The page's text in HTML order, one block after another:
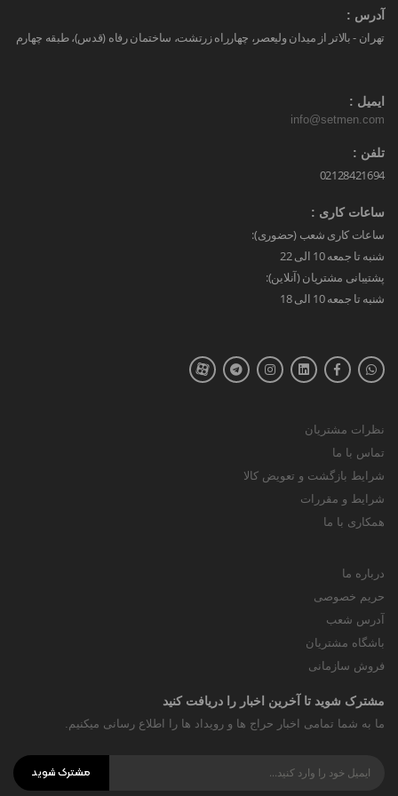
آدرس :
تهران - بالاتر از میدان ولیعصر، چهارراه زرتشت، ساختمان رفاه (قدس)، طبقه چهارم
ایمیل :
info@setmen.com
تلفن :
02128421694
ساعات کاری :
ساعات کاری شعب (حضوری):
شنبه تا جمعه 10 الی 22
پشتیبانی مشتریان (آنلاین):
شنبه تا جمعه 10 الی 18
نظرات مشتریان
تماس با ما
شرایط بازگشت و تعویض کالا
شرایط و مقررات
همکاری با ما
درباره ما
حریم خصوصی
آدرس شعب
باشگاه مشتریان
فروش سازمانی
مشترک شوید تا آخرین اخبار را دریافت کنید
ما به شما تمامی اخبار حراج ها و رویداد ها را اطلاع رسانی میکنیم.
مشترک شوید